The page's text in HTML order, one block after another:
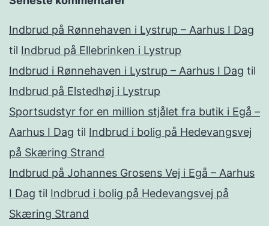
Indbrud på Rønnehaven i Lystrup – Aarhus I Dag
til Indbrud på Ellebrinken i Lystrup
Indbrud i Rønnehaven i Lystrup – Aarhus I Dag til
Indbrud på Elstedhøj i Lystrup
Sportsudstyr for en million stjålet fra butik i Egå –
Aarhus I Dag til Indbrud i bolig på Hedevangsvej
på Skæring Strand
Indbrud på Johannes Grosens Vej i Egå – Aarhus
I Dag til Indbrud i bolig på Hedevangsvej på
Skæring Strand